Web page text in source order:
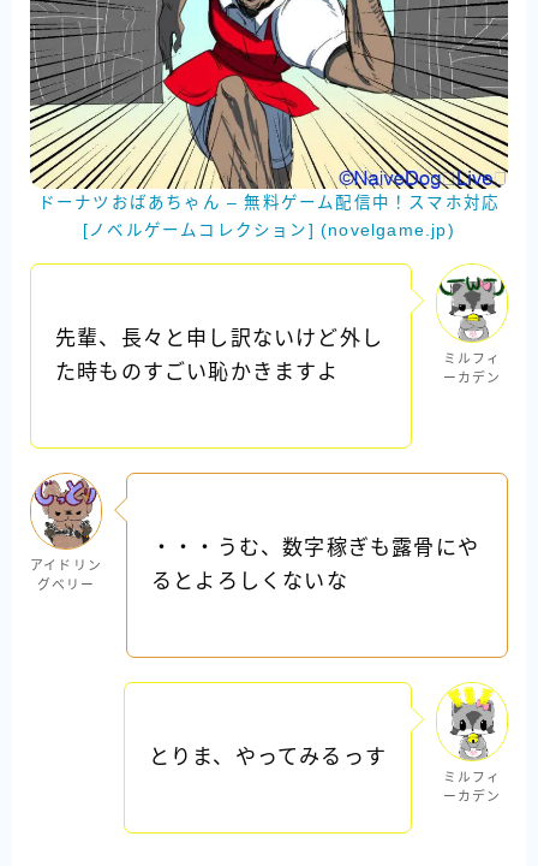
ドーナツおばあちゃん – 無料ゲーム配信中！スマホ対応
[ノベルゲームコレクション] (novelgame.jp)
先輩、長々と申し訳ないけど外し
た時ものすごい恥かきますよ
ミルフィ
ーカデン
アイドリン
グベリー
・・・うむ、数字稼ぎも露骨にや
るとよろしくないな
とりま、やってみるっす
ミルフィ
ーカデン